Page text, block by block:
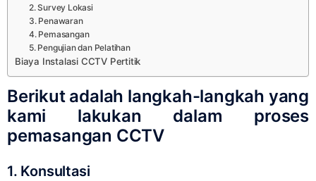
2. Survey Lokasi
3. Penawaran
4. Pemasangan
5. Pengujian dan Pelatihan
Biaya Instalasi CCTV Pertitik
Berikut adalah langkah-langkah yang
kami lakukan dalam proses
pemasangan CCTV
1. Konsultasi